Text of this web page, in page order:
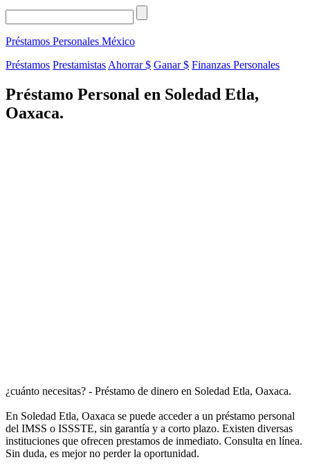
Préstamos Personales México
Préstamos Prestamistas Ahorrar $ Ganar $ Finanzas Personales
Préstamo Personal en Soledad Etla,
Oaxaca.
¿cuánto necesitas? - Préstamo de dinero en Soledad Etla, Oaxaca.
En Soledad Etla, Oaxaca se puede acceder a un préstamo personal
del IMSS o ISSSTE, sin garantía y a corto plazo. Existen diversas
instituciones que ofrecen prestamos de inmediato. Consulta en línea.
Sin duda, es mejor no perder la oportunidad.